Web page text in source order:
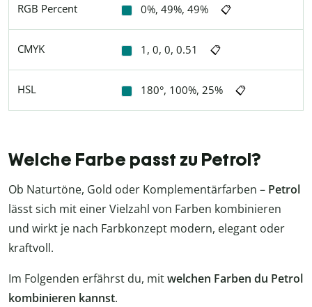
RGB Percent 0%, 49%, 49% 📋
CMYK 1, 0, 0, 0.51 📋
HSL 180°, 100%, 25% 📋
Welche Farbe passt zu Petrol?
Ob Naturtöne, Gold oder Komplementärfarben – Petrol
lässt sich mit einer Vielzahl von Farben kombinieren
und wirkt je nach Farbkonzept modern, elegant oder
kraftvoll.
Im Folgenden erfährst du, mitwelchen Farben du Petrol
kombinieren kannst.